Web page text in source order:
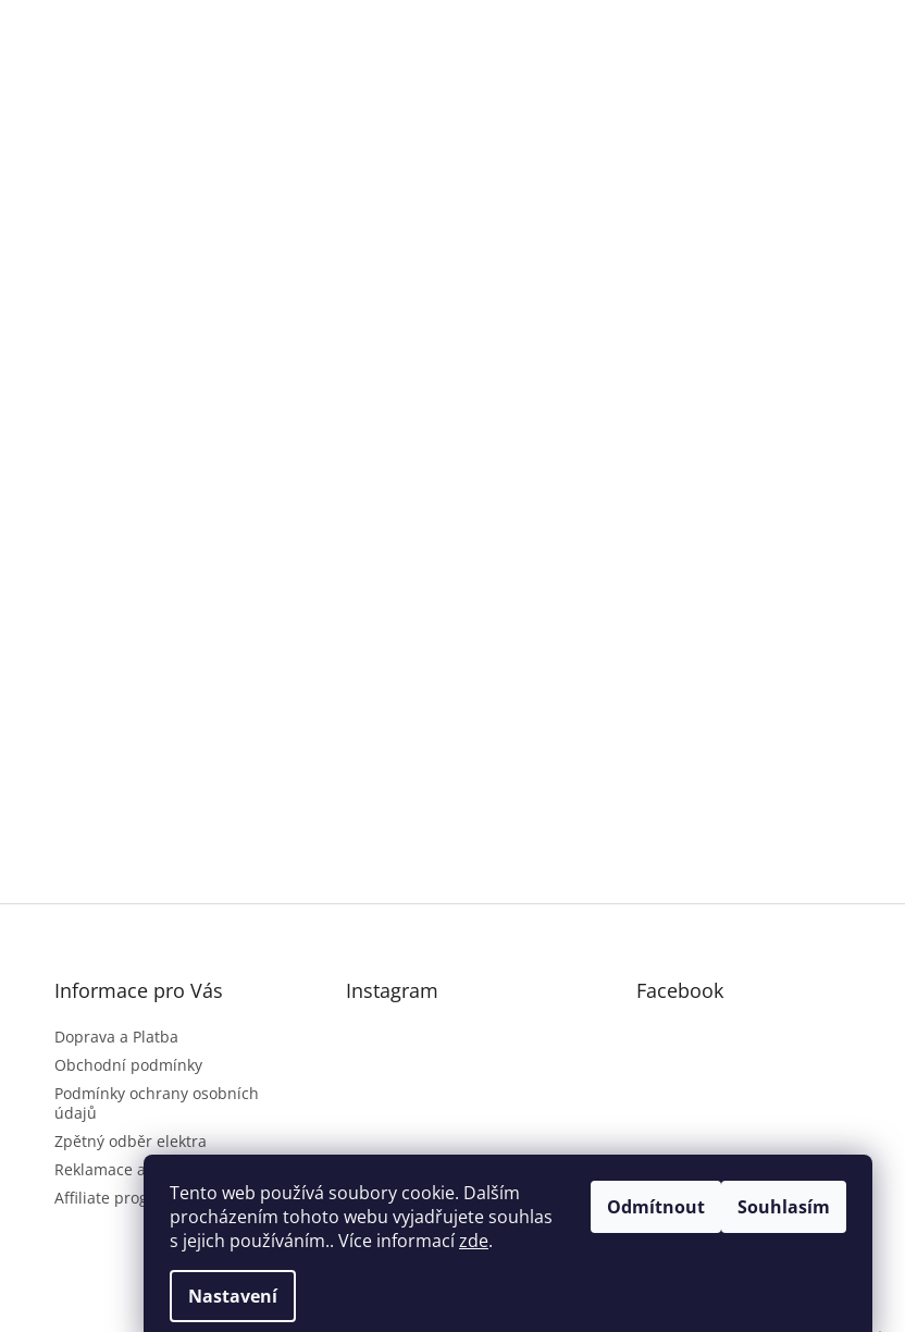
Tento web používá soubory cookie. Dalším
procházením tohoto webu vyjadřujete souhlas
s jejich používáním.. Více informacízde.
Nastavení
Odmítnout Souhlasím
Informace pro Vás
Doprava a Platba
Obchodní podmínky
Podmínky ochrany osobních
údajů
Zpětný odběr elektra
Reklamace a vrácení zboží
Affiliate program
Instagram Facebook